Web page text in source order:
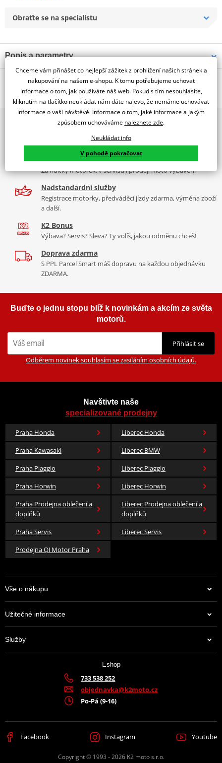
Obraťte se na specialistu
Popis a parametry
Jsme autorizovaný
dealer značky PUIG
RACING SCREEN HONDA VFR800F 14'-17' C/DARK SMOKE
Tabulka velikostí
Co když mi to nebude
O výrobci
PUIG byl založen v roce 1964 ve Španělsku. Vyrábí se ve městě
Granollers poblíž Barcelony na ploše 8 000 m² v objektu, který se
dělí na 3 části: komerční, odlitkovou a kovových součástek. Již 40
let se účastní nejslavnějších závodů motocyklů po celém světě. V
naší nabídce naleznete doplňky a příslušenství například: plexi,
padací protektory a mnoho dalšího.
Zobrazit všechny produktyznačky PUIG
2x multibrand showroom
díly, to vše v Praze a Liberci
Více než 30 let zkušeností
Za řídítky motorek, v servisu i prodeji moto vybavení
Nadstandardní služby
Registrace motorky, předváděcí jízdy zdarma, výměna zboží
a další.
K2 Bonus
Výbava? Servis? Sleva? Ty volíš, jakou odměnu chceš!
Doprava zdarma
S PPL Parcel Smart máš dopravu na každou objednávku
ZDARMA.
Buďte o jednu stopu blíž k novinkám a akcím ze světa
motorů.
Přihlásit se
Odběrem novinek souhlasím se zasíláním osobních údajů.
Navštivte naše
specializované prodejny
Praha Honda
Liberec Honda
Praha Kawasaki
Liberec BMW
Praha Piaggio
Liberec Piaggio
Praha Horwin
Liberec Horwin
Praha Prodejna oblečení a
doplňků
Liberec Prodejna oblečení a
doplňků
Praha Servis
Liberec Servis
Prodejna QJ Motor Praha
Vše o nákupu
Užitečné informace
Služby
Eshop
733 538 252
objednavka@k2moto.cz
Po-Pá (9-16)
Facebook Instagram Youtube
Copyright © 1993 - 2026 K2 moto s.r.o.
Chceme vám přinášet co nejlepší zážitek z prohlížení našich stránek a
nakupování na našem e-shopu. K tomu potřebujeme uchovat
informace o tom, jak používáte náš web. Pokud s tím nesouhlasíte,
kliknutím na tlačítko neukládat nám dáte najevo, že nemáme uchovávat
informace o vaší návštěvě. Informace o tom, jaké informace a jakým
způsobem uchováváme naleznete zde.
Neukládat info
V pohodě pokračovat